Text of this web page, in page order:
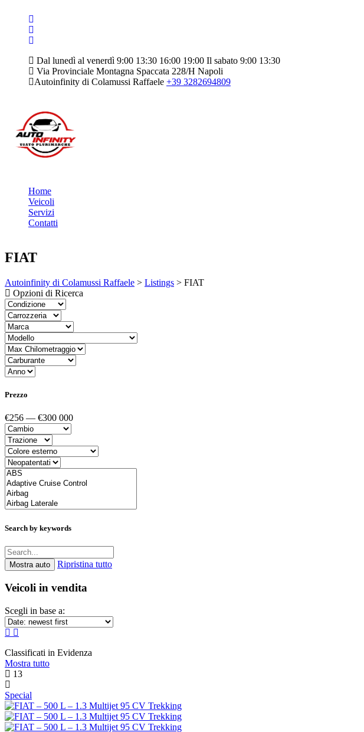
Dal lunedì al venerdì 9:00 13:30 16:00 19:00 Il sabato 9:00 13:30
Via Provinciale Montagna Spaccata 228/H Napoli
Autoinfinity di Colamussi Raffaele +39 3282694809
Home
Veicoli
Servizi
Contatti
FIAT
Autoinfinity di Colamussi Raffaele > Listings > FIAT
Opzioni di Ricerca
Prezzo
€256 — €300 000
Search by keywords
Ripristina tutto
Veicoli in vendita
Scegli in base a:
Classificati in Evidenza
Mostra tutto
13
Special